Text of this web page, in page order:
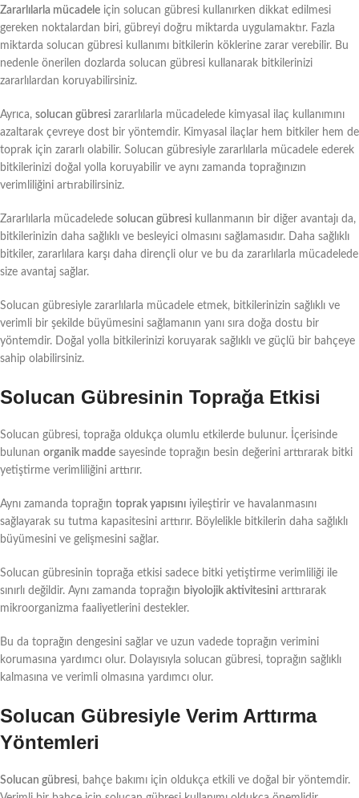
Zararlılarla mücadele için solucan gübresi kullanırken dikkat edilmesi
gereken noktalardan biri, gübreyi doğru miktarda uygulamaktır. Fazla
miktarda solucan gübresi kullanımı bitkilerin köklerine zarar verebilir. Bu
nedenle önerilen dozlarda solucan gübresi kullanarak bitkilerinizi
zararlılardan koruyabilirsiniz.
Ayrıca, solucan gübresi zararlılarla mücadelede kimyasal ilaç kullanımını
azaltarak çevreye dost bir yöntemdir. Kimyasal ilaçlar hem bitkiler hem de
toprak için zararlı olabilir. Solucan gübresiyle zararlılarla mücadele ederek
bitkilerinizi doğal yolla koruyabilir ve aynı zamanda toprağınızın
verimliliğini artırabilirsiniz.
Zararlılarla mücadelede solucan gübresi kullanmanın bir diğer avantajı da,
bitkilerinizin daha sağlıklı ve besleyici olmasını sağlamasıdır. Daha sağlıklı
bitkiler, zararlılara karşı daha dirençli olur ve bu da zararlılarla mücadelede
size avantaj sağlar.
Solucan gübresiyle zararlılarla mücadele etmek, bitkilerinizin sağlıklı ve
verimli bir şekilde büyümesini sağlamanın yanı sıra doğa dostu bir
yöntemdir. Doğal yolla bitkilerinizi koruyarak sağlıklı ve güçlü bir bahçeye
sahip olabilirsiniz.
Solucan Gübresinin Toprağa Etkisi
Solucan gübresi, toprağa oldukça olumlu etkilerde bulunur. İçerisinde
bulunan organik madde sayesinde toprağın besin değerini arttırarak bitki
yetiştirme verimliliğini arttırır.
Aynı zamanda toprağın toprak yapısını iyileştirir ve havalanmasını
sağlayarak su tutma kapasitesini arttırır. Böylelikle bitkilerin daha sağlıklı
büyümesini ve gelişmesini sağlar.
Solucan gübresinin toprağa etkisi sadece bitki yetiştirme verimliliği ile
sınırlı değildir. Aynı zamanda toprağın biyolojik aktivitesini arttırarak
mikroorganizma faaliyetlerini destekler.
Bu da toprağın dengesini sağlar ve uzun vadede toprağın verimini
korumasına yardımcı olur. Dolayısıyla solucan gübresi, toprağın sağlıklı
kalmasına ve verimli olmasına yardımcı olur.
Solucan Gübresiyle Verim Arttırma
Yöntemleri
Solucan gübresi, bahçe bakımı için oldukça etkili ve doğal bir yöntemdir.